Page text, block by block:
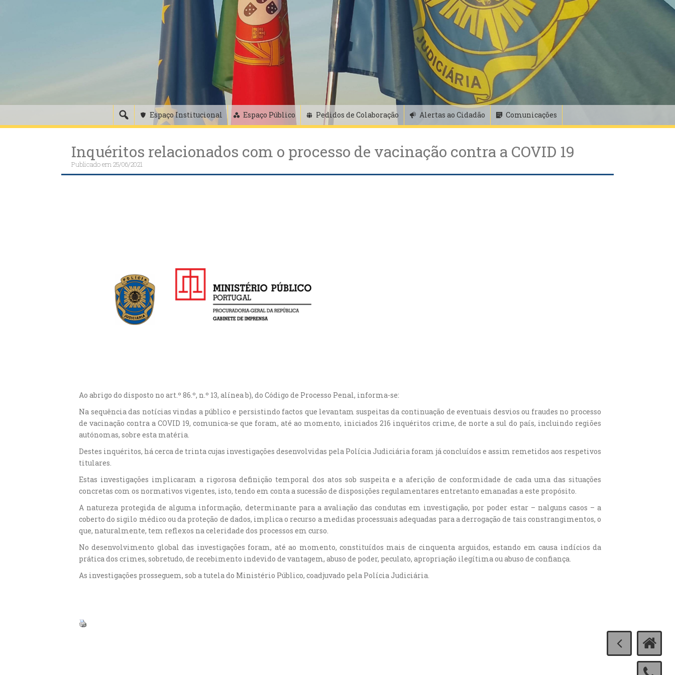
Espaço Institucional Espaço Público Pedidos de Colaboração Alertas ao Cidadão Comunicações
Inquéritos relacionados com o processo de vacinação contra a COVID 19
Publicado em25/06/2021
Ao abrigo do disposto no art.º 86.º, n.º 13, alínea b), do Código de Processo Penal, informa-se:
Na sequência das notícias vindas a público e persistindo factos que levantam suspeitas da continuação de eventuais desvios ou fraudes no processo
de vacinação contra a COVID 19, comunica-se que foram, até ao momento, iniciados 216 inquéritos crime, de norte a sul do país, incluindo regiões
autónomas, sobre esta matéria.
Destes inquéritos, há cerca de trinta cujas investigações desenvolvidas pela Polícia Judiciária foram já concluídos e assim remetidos aos respetivos
titulares.
Estas investigações implicaram a rigorosa definição temporal dos atos sob suspeita e a aferição de conformidade de cada uma das situações
concretas com os normativos vigentes, isto, tendo em conta a sucessão de disposições regulamentares entretanto emanadas a este propósito.
A natureza protegida de alguma informação, determinante para a avaliação das condutas em investigação, por poder estar – nalguns casos – a
coberto do sigilo médico ou da proteção de dados, implica o recurso a medidas processuais adequadas para a derrogação de tais constrangimentos, o
que, naturalmente, tem reflexos na celeridade dos processos em curso.
No desenvolvimento global das investigações foram, até ao momento, constituídos mais de cinquenta arguidos, estando em causa indícios da
prática dos crimes, sobretudo, de recebimento indevido de vantagem, abuso de poder, peculato, apropriação ilegítima ou abuso de confiança.
As investigações prosseguem, sob a tutela do Ministério Público, coadjuvado pela Polícia Judiciária.